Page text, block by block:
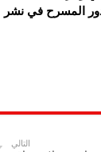
المسرح في نشر
التالي